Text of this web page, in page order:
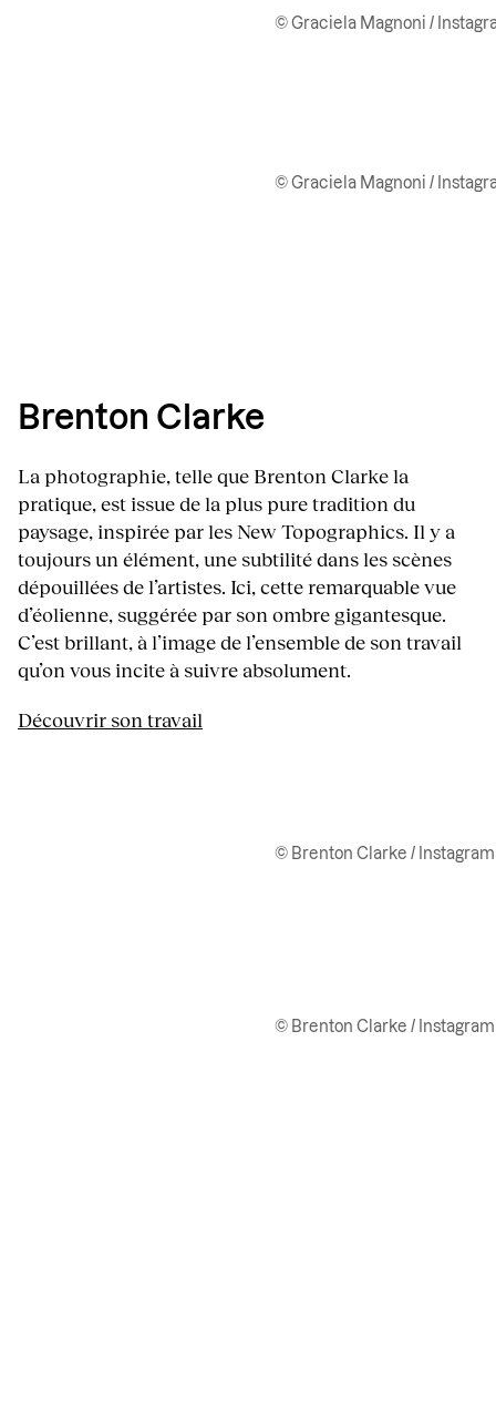
© Graciela Magnoni /
© Graciela Magnoni /
Brenton Clarke
La photographie, telle que Brenton Clarke la
pratique, est issue de la plus pure tradition du
paysage, inspirée par les New Topographics. Il y a
toujours un élément, une subtilité dans les scènes
dépouillées de l’artistes. Ici, cette remarquable vue
d’éolienne, suggérée par son ombre gigantesque.
C’est brillant, à l’image de l’ensemble de son travail
qu’on vous incite à suivre absolument.
Découvrir son travail
© Brenton Clarke / Instagram
© Brenton Clarke / Instagram